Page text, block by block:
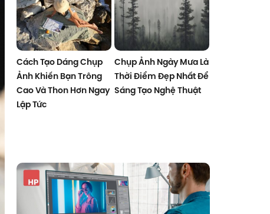
Cách Tạo Dáng Chụp
Ảnh Khiến Bạn Trông
Cao Và Thon Hơn Ngay
Lập Tức
Chụp Ảnh Ngày Mưa Là
Thời Điểm Đẹp Nhất Để
Sáng Tạo Nghệ Thuật